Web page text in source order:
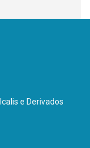
e Derivados